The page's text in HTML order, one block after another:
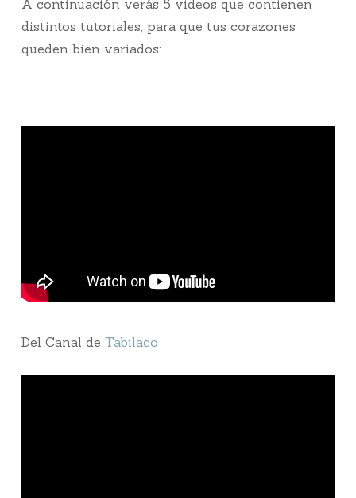
A continuación verás 5 videos que contienen
distintos tutoriales, para que tus corazones
queden bien variados:
Del Canal de Tabilaco